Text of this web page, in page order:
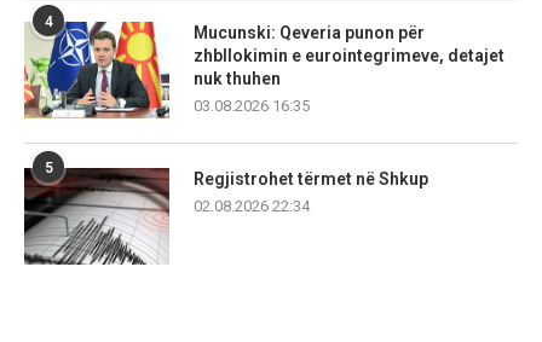
4
Mucunski: Qeveria punon për
zhbllokimin e eurointegrimeve, detajet
nuk thuhen
03.08.2026 16:35
5
Regjistrohet tërmet në Shkup
02.08.2026 22:34